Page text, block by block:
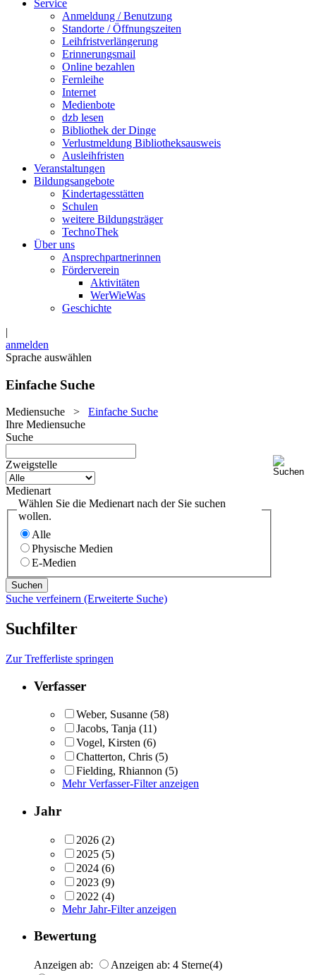
Service
Anmeldung / Benutzung
Standorte / Öffnungszeiten
Leihfristverlängerung
Erinnerungsmail
Online bezahlen
Fernleihe
Internet
Medienbote
dzb lesen
Bibliothek der Dinge
Verlustmeldung Bibliotheksausweis
Ausleihfristen
Veranstaltungen
Bildungsangebote
Kindertagesstätten
Schulen
weitere Bildungsträger
TechnoThek
Über uns
Ansprechpartnerinnen
Förderverein
Aktivitäten
WerWieWas
Geschichte
|
anmelden
Sprache auswählen
Einfache Suche
Mediensuche > Einfache Suche
Ihre Mediensuche
Suche
Zweigstelle
Medienart
Wählen Sie die Medienart nach der Sie suchen
wollen.
Alle
Physische Medien
E-Medien
Suche verfeinern (Erweiterte Suche)
Suchfilter
Zur Trefferliste springen
Verfasser
Weber, Susanne (58)
Jacobs, Tanja (11)
Vogel, Kirsten (6)
Chatterton, Chris (5)
Fielding, Rhiannon (5)
Mehr Verfasser-Filter anzeigen
Jahr
2026 (2)
2025 (5)
2024 (6)
2023 (9)
2022 (4)
Mehr Jahr-Filter anzeigen
Bewertung
Anzeigen ab: Anzeigen ab: 4 Sterne(4)